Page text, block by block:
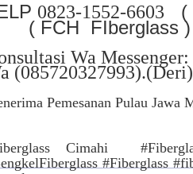
0823-1552-6603 (
( FCH FIberglass )
Wa Messenger:
(085720327993).(Deri)
Pemesanan Pulau Jawa
Cimahi
#Fiberglass